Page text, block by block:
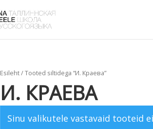
Esileht/ Tooted siltidega “И. Краева”
И. КРАЕВА
Sinu valikutele vastavaid tooteid